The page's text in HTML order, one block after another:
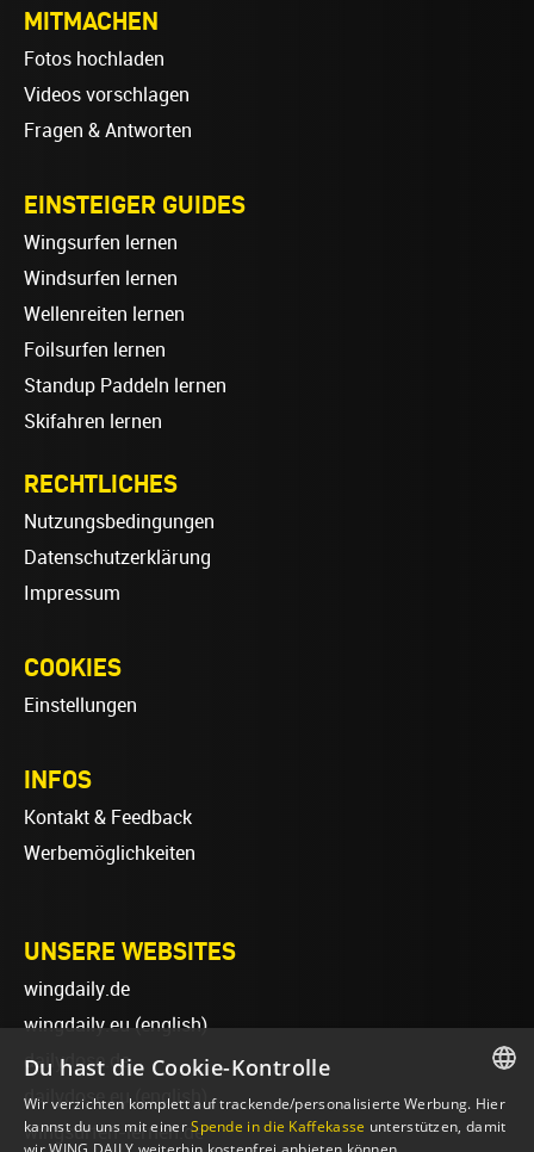
MITMACHEN
Fotos hochladen
Videos vorschlagen
Fragen & Antworten
EINSTEIGER GUIDES
Wingsurfen lernen
Windsurfen lernen
Wellenreiten lernen
Foilsurfen lernen
Standup Paddeln lernen
Skifahren lernen
RECHTLICHES
Nutzungsbedingungen
Datenschutzerklärung
Impressum
COOKIES
Einstellungen
INFOS
Kontakt & Feedback
Werbemöglichkeiten
UNSERE WEBSITES
wingdaily.de
wingdaily.eu(english)
dailydose.de
dailydose.eu (english)
wingsurfen-lernen.de
GERMAN
Du hast die Cookie-Kontrolle
Wir verzichten komplett auf trackende/personalisierte Werbung. Hier
kannst du uns mit einerSpende in die Kaffekasse unterstützen, damit